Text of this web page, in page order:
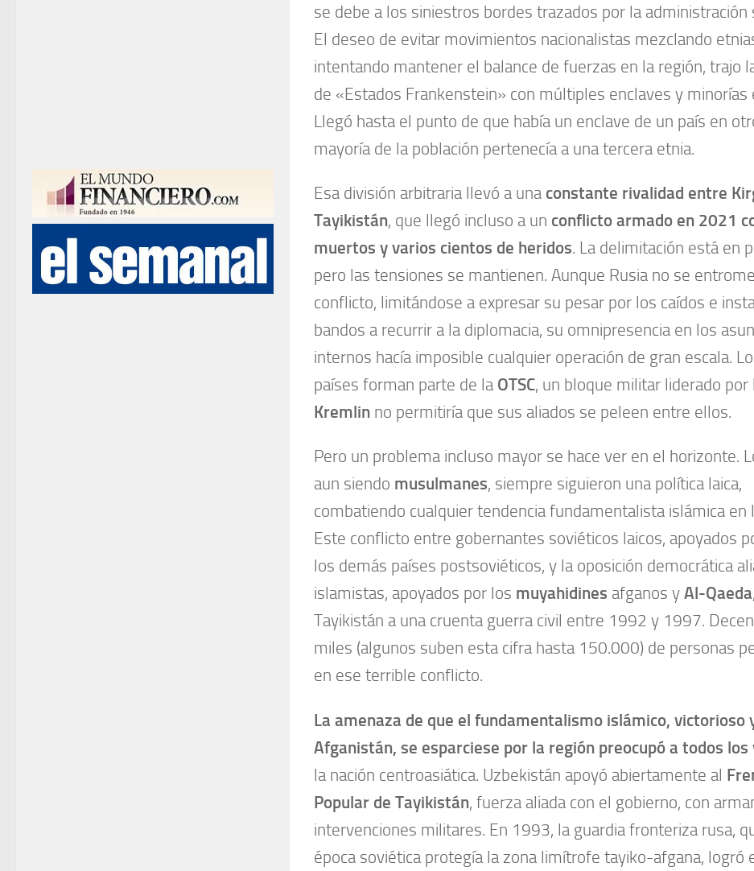
se debe a los siniestros bordes trazados por la administración
El deseo de evitar movimientos nacionalistas mezclando
intentando mantener el balance de fuerzas en la región, trajo
de «Estados Frankenstein» con múltiples enclaves y minorías
Llegó hasta el punto de que había un enclave de un país en
mayoría de la población pertenecía a una tercera etnia.
Esa división arbitraria llevó a una constante rivalidad entre
Tayikistán, que llegó incluso a un conflicto armado en 2021
muertos y varios cientos de heridos. La delimitación está en
pero las tensiones se mantienen. Aunque Rusia no se
conflicto, limitándose a expresar su pesar por los caídos e
bandos a recurrir a la diplomacia, su omnipresencia en los
internos hacía imposible cualquier operación de gran escala.
países forman parte de la OTSC, un bloque militar liderado por
Kremlin no permitiría que sus aliados se peleen entre ellos.
Pero un problema incluso mayor se hace ver en el horizonte.
aun siendo musulmanes, siempre siguieron una política laica,
combatiendo cualquier tendencia fundamentalista islámica en
Este conflicto entre gobernantes soviéticos laicos, apoyados
los demás países postsoviéticos, y la oposición democrática
islamistas, apoyados por los muyahidines afganos y Al-Qaeda
Tayikistán a una cruenta guerra civil entre 1992 y 1997.
miles (algunos suben esta cifra hasta 150.000) de personas
en ese terrible conflicto.
La amenaza de que el fundamentalismo islámico, victorioso
Afganistán, se esparciese por la región preocupó a todos los
la nación centroasiática. Uzbekistán apoyó abiertamente al
Popular de Tayikistán, fuerza aliada con el gobierno, con
intervenciones militares. En 1993, la guardia fronteriza rusa,
época soviética protegía la zona limítrofe tayiko-afgana, logró